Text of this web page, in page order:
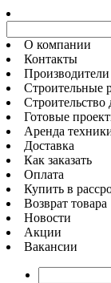
О компании
Контакты
Производители
Строительные
Готовые
Аренда
Доставка
Как заказать
Оплата
Купить в
Возврат товара
Новости
Акции
Вакансии